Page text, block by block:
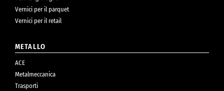
Vernici per il parquet
Vernici per il retail
METALLO
ACE
Metalmeccanica
Trasporti